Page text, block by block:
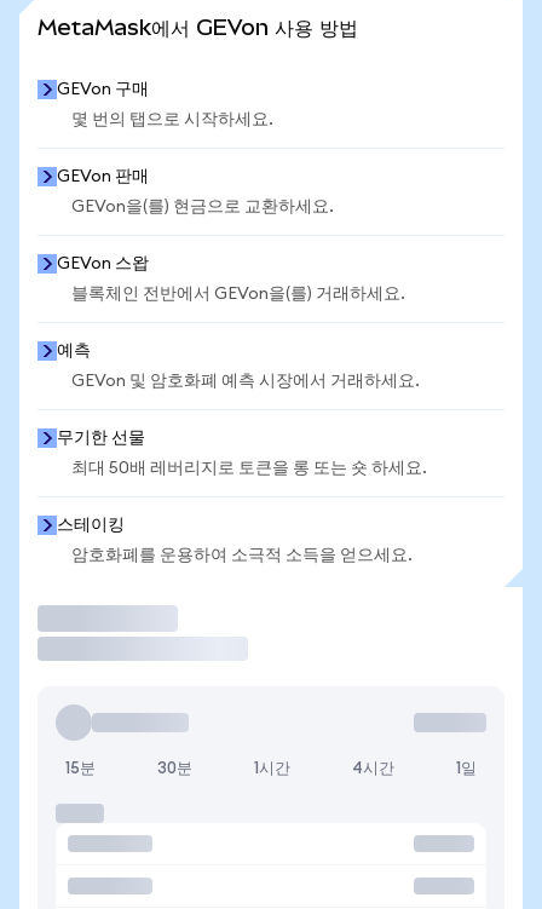
MetaMask에서 GEVon 사용 방법
GEVon 구매
몇 번의 탭으로 시작하세요.
GEVon 판매
GEVon을(를) 현금으로 교환하세요.
GEVon 스왑
블록체인 전반에서 GEVon을(를) 거래하세요.
예측
GEVon 및 암호화폐 예측 시장에서 거래하세요.
무기한 선물
최대 50배 레버리지로 토큰을 롱 또는 숏 하세요.
스테이킹
암호화폐를 운용하여 소극적 소득을 얻으세요.
15분 30분 1시간 4시간 1일